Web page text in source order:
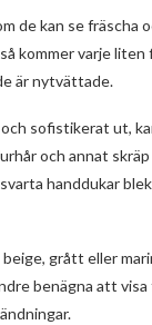
de kan se fräscha
kommer varje
är nytvättade.
sofistikerat ut,
och annat
handdukar
grått eller
benägna att